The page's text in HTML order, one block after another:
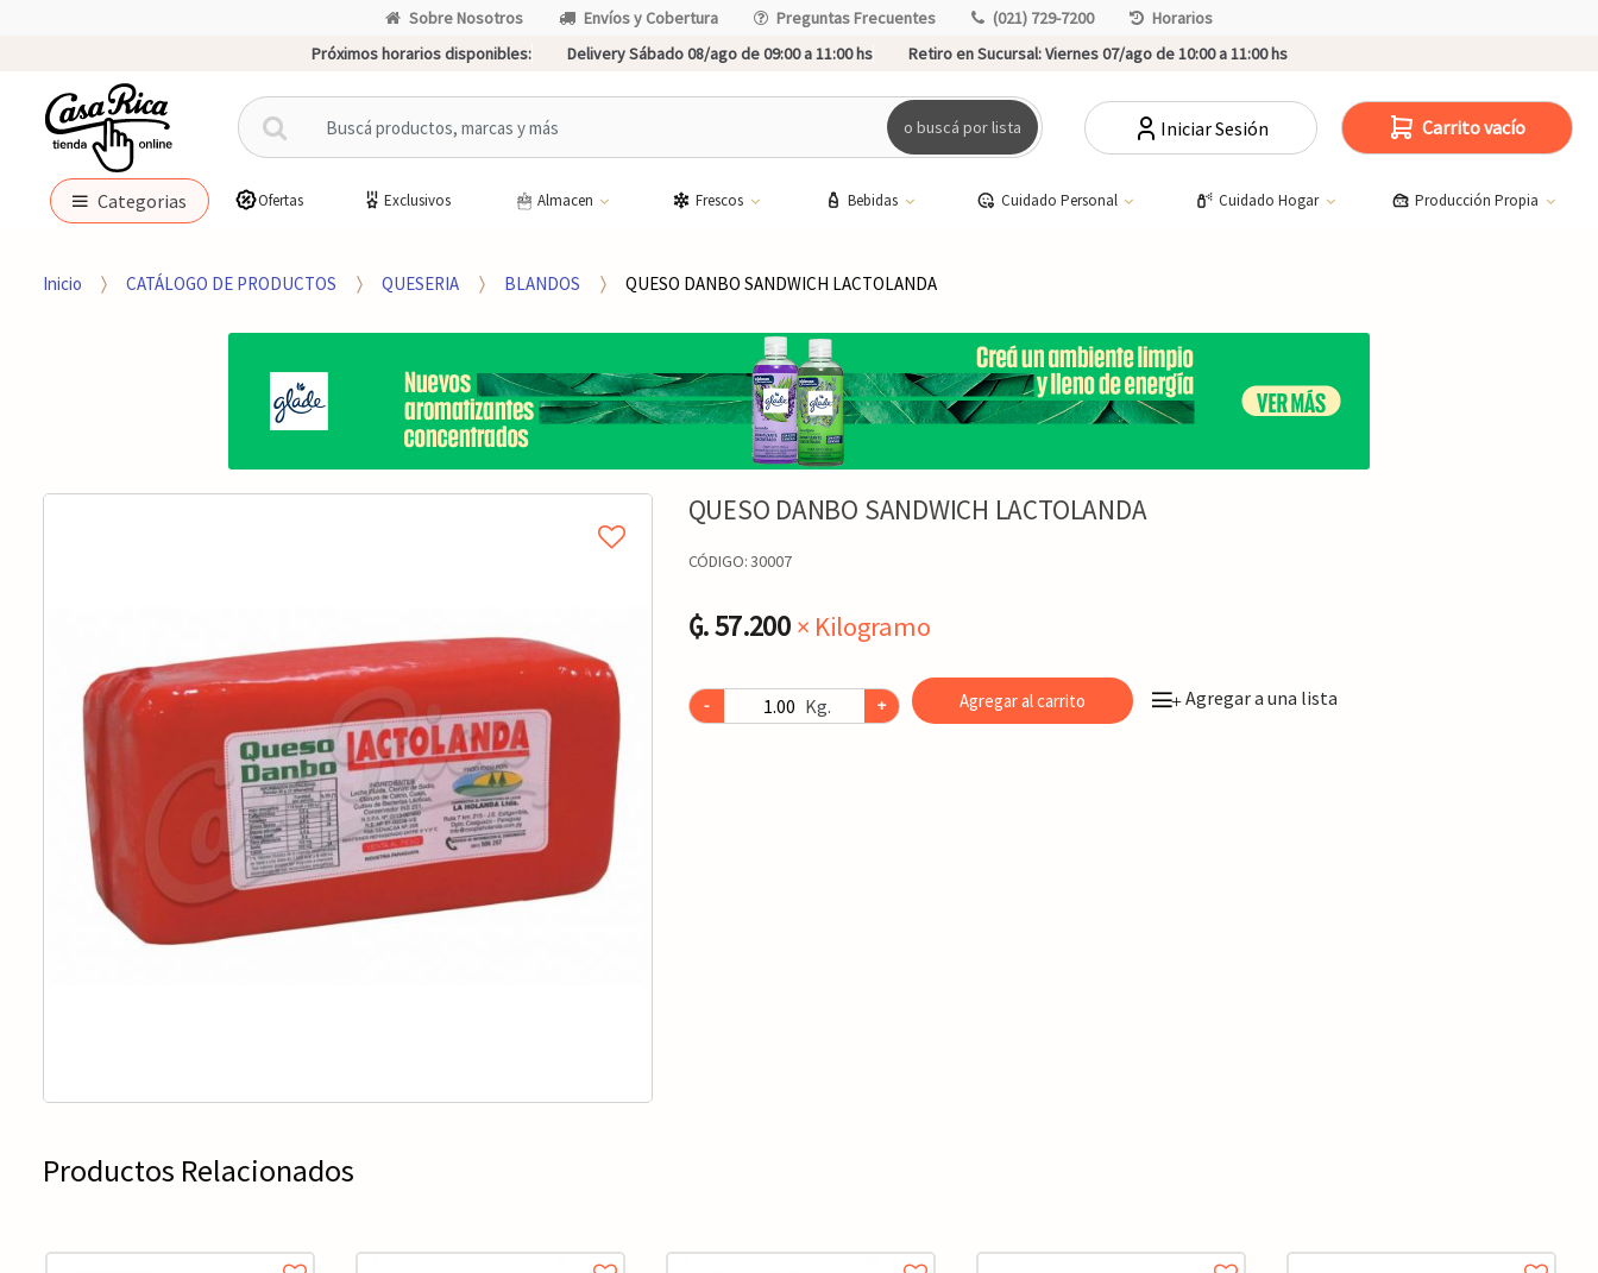
Sobre Nosotros Envíos y Cobertura Preguntas Frecuentes (021) 729-7200
Horarios
Próximos horarios disponibles:
Delivery Sábado 08/ago de 09:00 a 11:00 hs Retiro en Sucursal:Viernes 07/ago de 10:00 a 11:00 hs
B
u
c
p
r
o buscá por lista Iniciar Sesión Carrito vacío
Categorias Ofertas Exclusivos Almacen Frescos Bebidas Cuidado Personal Cuidado Hogar Producción Propia
Inicio CATÁLOGO DE PRODUCTOS QUESERIA BLANDOS QUESO DANBO SANDWICH LACTOLANDA
QUESO DANBO SANDWICH LACTOLANDA
CÓDIGO:30007
₲. 57.200 × Kilogramo
- Kg. + Agregar al carrito +Agregar a una lista
Productos Relacionados